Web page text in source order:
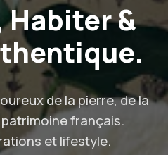
Habiter &
de la pierre, de la
français.
et lifestyle.